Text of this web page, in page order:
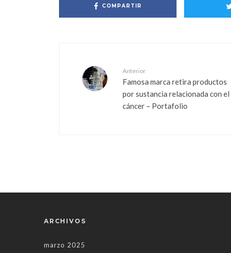
COMPARTIR
Anterior
Famosa marca retira productos
por sustancia relacionada con el
cáncer – Portafolio
ARCHIVOS
marzo 2025